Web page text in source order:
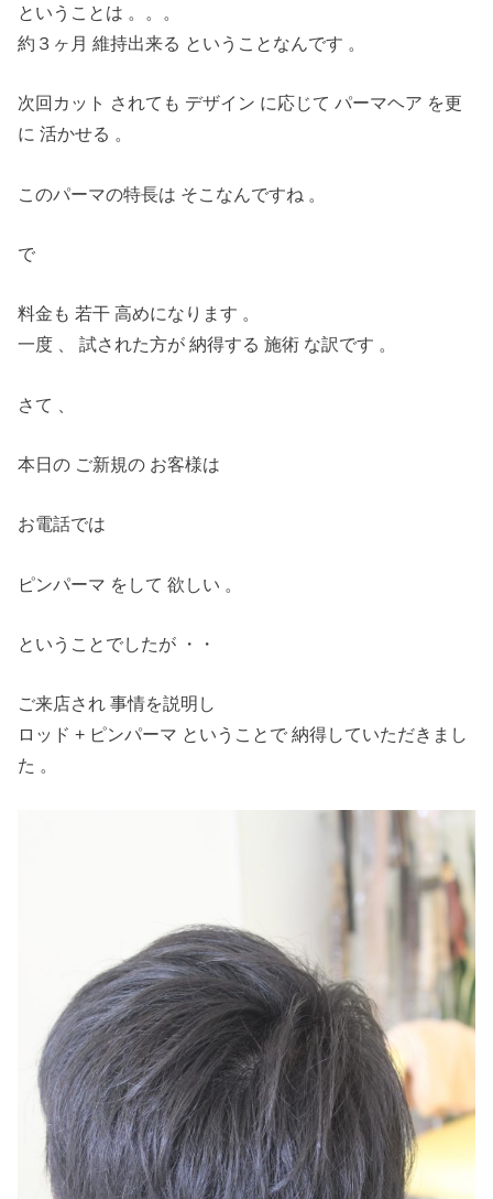
ということは 。。。
約３ヶ月 維持出来る ということなんです 。
次回カット されても デザイン に応じて パーマヘア を更
に 活かせる 。
このパーマの特長は そこなんですね 。
で
料金も 若干 高めになります 。
一度 、 試された方が 納得する 施術 な訳です 。
さて 、
本日の ご新規の お客様は
お電話では
ピンパーマ をして 欲しい 。
ということでしたが ・・
ご来店され 事情を説明し
ロッド + ピンパーマ ということで 納得していただきまし
た 。